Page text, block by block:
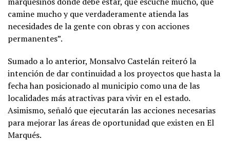
camine mucho y que verdaderamente atienda las
necesidades de la gente con obras y con acciones
permanentes”.
Sumado a lo anterior, Monsalvo Castelán reiteró la
intención de dar continuidad a los proyectos que hasta la
fecha han posicionado al municipio como una de las
localidades más atractivas para vivir en el estado.
Asimismo, señaló que ejecutarán las acciones necesarias
para mejorar las áreas de oportunidad que existen en El
Marqués.